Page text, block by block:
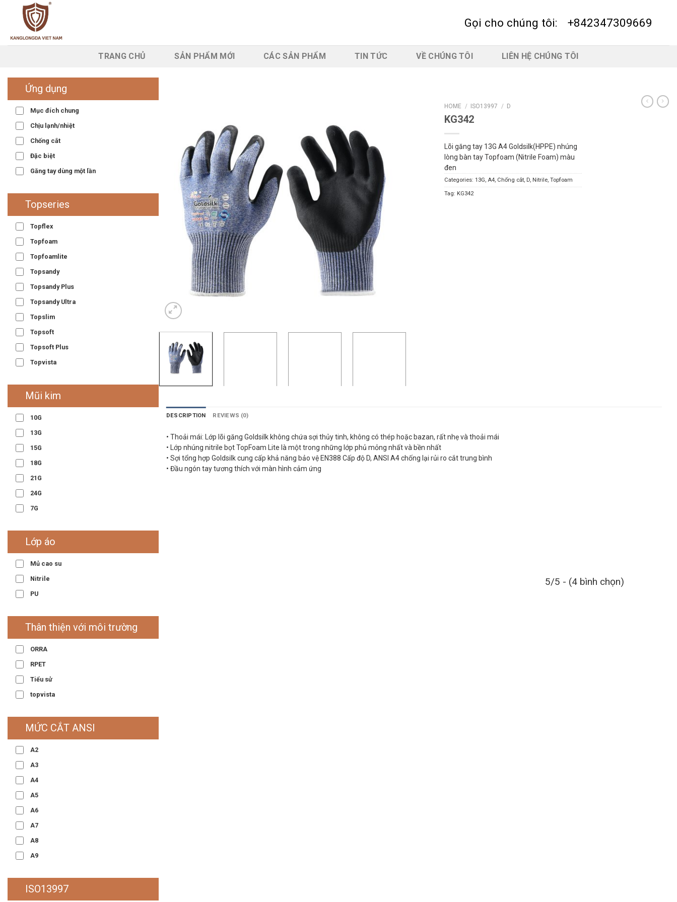
Gọi cho chúng tôi: +842347309669
TRANG CHỦ SẢN PHẨM MỚI CÁC SẢN PHẨM TIN TỨC VỀ CHÚNG TÔI LIÊN HỆ CHÚNG TÔI
Ứng dụng
Mục đích chung
Chịu lạnh/nhiệt
Chống cắt
Đặc biệt
Găng tay dùng một lần
Topseries
Topflex
Topfoam
Topfoamlite
Topsandy
Topsandy Plus
Topsandy Ultra
Topslim
Topsoft
Topsoft Plus
Topvista
Mũi kim
10G
13G
15G
18G
21G
24G
7G
Lớp áo
Mủ cao su
Nitrile
PU
Thân thiện với môi trường
ORRA
RPET
Tiểu sử
topvista
MỨC CẮT ANSI
A2
A3
A4
A5
A6
A7
A8
A9
ISO13997
HOME / ISO13997 / D
KG342
Lõi găng tay 13G A4 Goldsilk(HPPE) nhúng
lòng bàn tay Topfoam (Nitrile Foam) màu
đen
Categories: 13G, A4, Chống cắt, D, Nitrile, Topfoam
Tag: KG342
DESCRIPTION REVIEWS (0)
• Thoải mái: Lớp lõi găng Goldsilk không chứa sợi thủy tinh, không có thép hoặc bazan, rất nhẹ và thoải mái
• Lớp nhúng nitrile bọt TopFoam Lite là một trong những lớp phủ mỏng nhất và bền nhất
• Sợi tổng hợp Goldsilk cung cấp khả năng bảo vệ EN388 Cấp độ D, ANSI A4 chống lại rủi ro cắt trung bình
• Đầu ngón tay tương thích với màn hình cảm ứng
5/5 - (4 bình chọn)